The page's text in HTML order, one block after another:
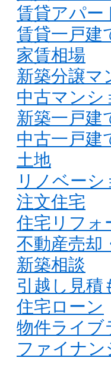
賃貸アパー
賃貸一戸建
家賃相場
新築分譲マ
中古マンシ
新築一戸建
中古一戸建
土地
リノベーシ
注文住宅
住宅リフォ
不動産売却
新築相談
引越し見積
住宅ローン
物件ライブ
ファイナ